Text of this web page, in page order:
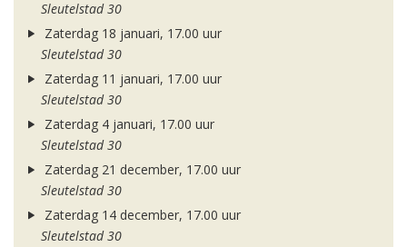
Sleutelstad 30
Zaterdag 18 januari, 17.00 uur
Sleutelstad 30
Zaterdag 11 januari, 17.00 uur
Sleutelstad 30
Zaterdag 4 januari, 17.00 uur
Sleutelstad 30
Zaterdag 21 december, 17.00 uur
Sleutelstad 30
Zaterdag 14 december, 17.00 uur
Sleutelstad 30